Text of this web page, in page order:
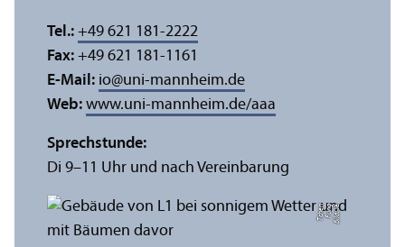
Bil
d:
Y
e
F
u
n
g
T
c
h
e
n
Tel.: +49 621 181-2222
Fax: +49 621 181-1161
E-Mail: io@uni-mannheim.de
Web: www.uni-mannheim.de/aaa
Sprechstunde:
Di 9–11 Uhr und nach Vereinbarung